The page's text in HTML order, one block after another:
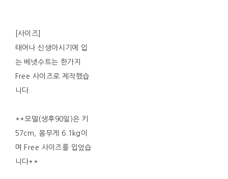
[사이즈]
태어나 신생아시기에 입
는 베넷수트는 한가지
Free 사이즈로 제작했습
니다.
**모델(생후90일)은 키
57cm, 몸무게 6.1kg이
며 Free 사이즈를 입었습
니다**